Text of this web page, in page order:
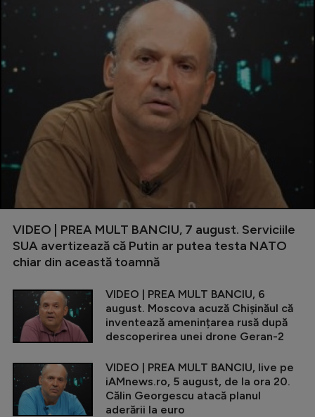
VIDEO | PREA MULT BANCIU, 7 august. Serviciile
SUA avertizează că Putin ar putea testa NATO
chiar din această toamnă
VIDEO | PREA MULT BANCIU, 6
august. Moscova acuză Chișinăul că
inventează amenințarea rusă după
descoperirea unei drone Geran-2
VIDEO | PREA MULT BANCIU, live pe
iAMnews.ro, 5 august, de la ora 20.
Călin Georgescu atacă planul
aderării la euro